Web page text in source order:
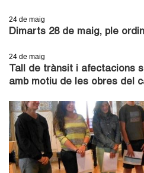
24 de maig
Dimarts 28 de maig, ple
24 de maig
Tall de trànsit i afectacions
amb motiu de les obres del